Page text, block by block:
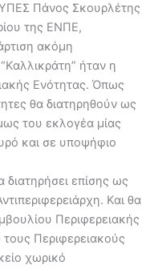
Πάνος Σκουρλέτης
της ΕΝΠΕ,
ακόμη
ήταν η
Ενότητας. Όπως
θα διατηρηθούν ως
του εκλογέα μίας
και σε υποψήφιο
επίσης ως
Και θα
Περιφερειακής
τους Περιφερειακούς
χωρικό